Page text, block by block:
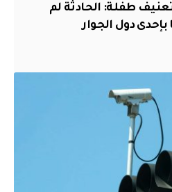
طفلة: الحادثة لم
بإحدى دول الجوار